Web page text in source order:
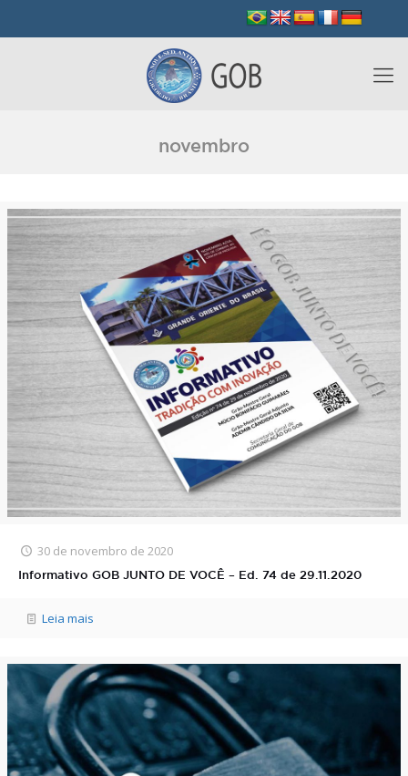
novembro
30 de novembro de 2020
Informativo GOB JUNTO DE VOCÊ – Ed. 74 de 29.11.2020
Leia mais